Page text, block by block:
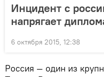
Инцидент с
напрягает
6 октября 2015, 12:38
Россия — один из